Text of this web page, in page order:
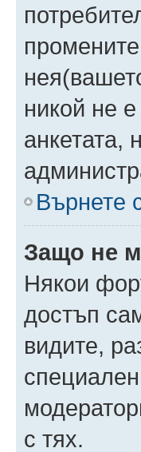
никой не
анкетата,
Върнете
Защо не
Някои
достъп
видите,
с тях.